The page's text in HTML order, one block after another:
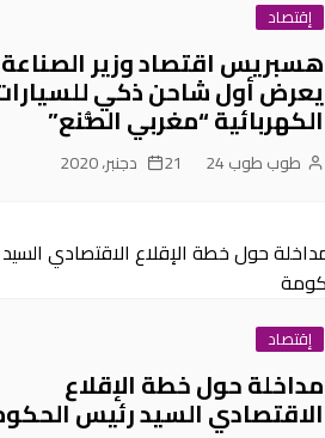
إقتصاد
هسبريس اقتصاد وزير الصناعة
يعرض أول شاحن ذكي
الكهربائية “مغربي الصُّنع”
طوب طوب 24 21 دجنبر، 2020
إقتصاد
مداخلة حول خطة الإقلاع
الاقتصادي السيد رئيس